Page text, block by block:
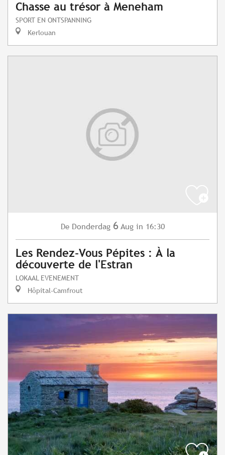
Chasse au trésor à Meneham
SPORT EN ONTSPANNING
Kerlouan
De Donderdag 6 Aug in 16:30
Les Rendez-Vous Pépites : À la
découverte de l'Estran
LOKAAL EVENEMENT
Hôpital-Camfrout